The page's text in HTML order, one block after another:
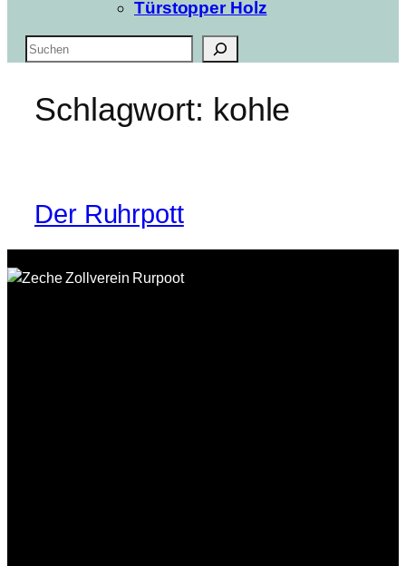
Türstopper Holz
Suchen
Schlagwort: kohle
Der Ruhrpott